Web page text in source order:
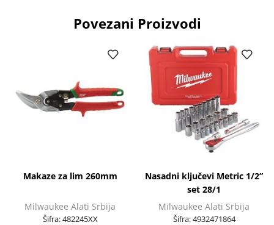
Povezani Proizvodi
Makaze za lim 260mm
Milwaukee Alati Srbija
Šifra:482245XX
Nasadni ključevi Metric 1/2”
set 28/1
Milwaukee Alati Srbija
Šifra:4932471864